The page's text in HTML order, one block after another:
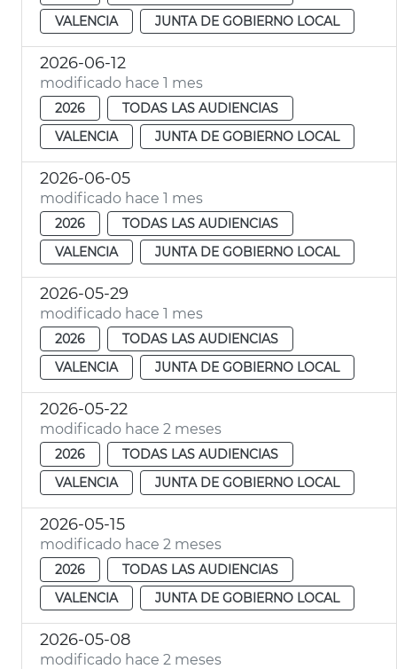
VALENCIA
JUNTA DE GOBIERNO LOCAL
2026-06-12
modificado hace 1 mes
2026
TODAS LAS AUDIENCIAS
VALENCIA
JUNTA DE GOBIERNO LOCAL
2026-06-05
modificado hace 1 mes
2026
TODAS LAS AUDIENCIAS
VALENCIA
JUNTA DE GOBIERNO LOCAL
2026-05-29
modificado hace 1 mes
2026
TODAS LAS AUDIENCIAS
VALENCIA
JUNTA DE GOBIERNO LOCAL
2026-05-22
modificado hace 2 meses
2026
TODAS LAS AUDIENCIAS
VALENCIA
JUNTA DE GOBIERNO LOCAL
2026-05-15
modificado hace 2 meses
2026
TODAS LAS AUDIENCIAS
VALENCIA
JUNTA DE GOBIERNO LOCAL
2026-05-08
modificado hace 2 meses